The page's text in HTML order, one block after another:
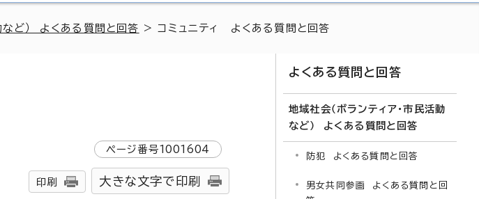
など） よくある質問と回答 > コミュニティ よくある質問と回答
ページ番号1001604
印刷 大きな文字で印刷
よくある質問と回答
地域社会（ボランティア・市民活動
など） よくある質問と回答
防犯 よくある質問と回答
男女共同参画 よくある質問と回